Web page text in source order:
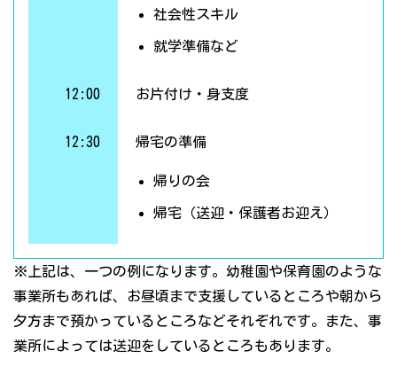
社会性スキル
就学準備など
12:00 お片付け・身支度
12:30 帰宅の準備
帰りの会
帰宅（送迎・保護者お迎え）
※上記は、一つの例になります。幼稚園や保育園のような
事業所もあれば、お昼頃まで支援しているところや朝から
夕方まで預かっているところなどそれぞれです。また、事
業所によっては送迎をしているところもあります。